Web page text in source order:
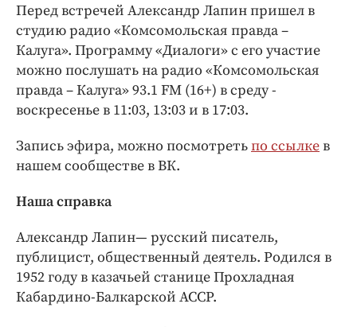
Перед встречей Александр Лапин пришел в
студию радио «Комсомольская правда –
Калуга». Программу «Диалоги» с его участие
можно послушать на радио «Комсомольская
правда – Калуга» 93.1 FM (16+) в среду -
воскресенье в 11:03, 13:03 и в 17:03.
Запись эфира, можно посмотретьпо ссылкев
нашем сообществе в ВК.
Наша справка
Александр Лапин— русский писатель,
публицист, общественный деятель. Родился в
1952 году в казачьей станице Прохладная
Кабардино-Балкарской АССР.